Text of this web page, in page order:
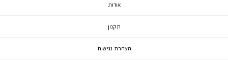
אודות
תקנון
הצהרת נגישות